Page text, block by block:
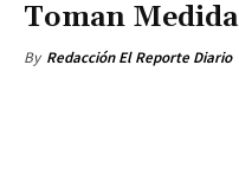
Toman
By Redacción El Reporte Diario